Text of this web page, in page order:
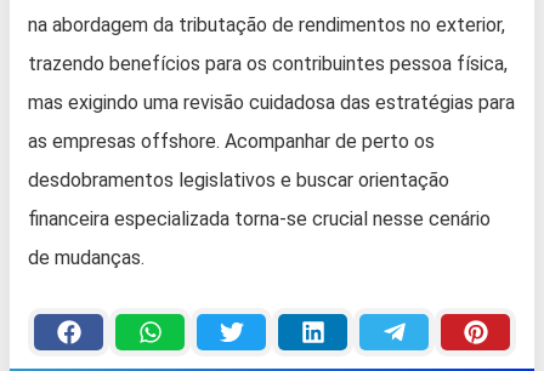
na abordagem da tributação de rendimentos no exterior,
trazendo benefícios para os contribuintes pessoa física,
mas exigindo uma revisão cuidadosa das estratégias para
as empresas offshore. Acompanhar de perto os
desdobramentos legislativos e buscar orientação
financeira especializada torna-se crucial nesse cenário
de mudanças.